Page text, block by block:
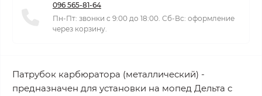
096 565-81-64
Пн-Пт: звонки с 9:00 до 18:00. Сб-Вс: оформление
через корзину.
Патрубок карбюратора (металлический) -
предназначен для установки на мопед Дельта с